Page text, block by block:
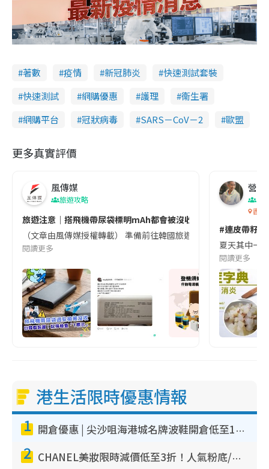
著數 疫情 新冠肺炎
快速測試套裝
快速測試
網購優惠 護理
衞生署
網購平台
冠狀病毒 SARS－CoV－2 歐盟
更多真實評價
風傳媒
旅遊攻略
旅遊注意｜搭飛機帶尿袋標明mAh都會被沒收😱出發前切記檢查
（文章由風傳媒授權轉載） 準備前往韓國旅遊的民眾，近期要
閱讀更多
營養
香港
#連皮帶籽
夏天其中一
閱讀更多
港生活限時優惠情報
1 開倉優惠 | 尖沙咀海港城名牌波鞋開倉低至1折！On鞋$899起／Joy&Peace鞋履$98起
2 CHANEL美妝限時減價低至3折！人氣粉底/唇膏/精華液低至$275！COCO香水都有平